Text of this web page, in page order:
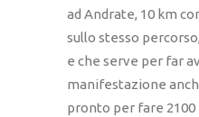
ad Andrate, 10 km
sullo stesso
e che serve per far
manifestazione
pronto per fare